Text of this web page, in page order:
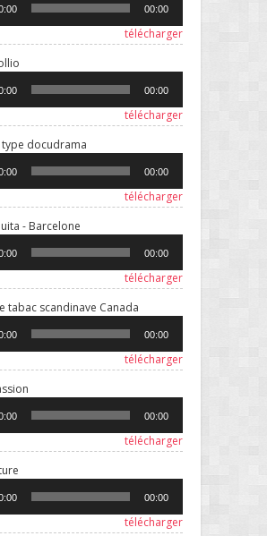
00:00
télécharger
00:00
télécharger
docudrama
00:00
télécharger
- Barcelone
00:00
télécharger
tabac scandinave Canada
00:00
télécharger
00:00
télécharger
00:00
télécharger